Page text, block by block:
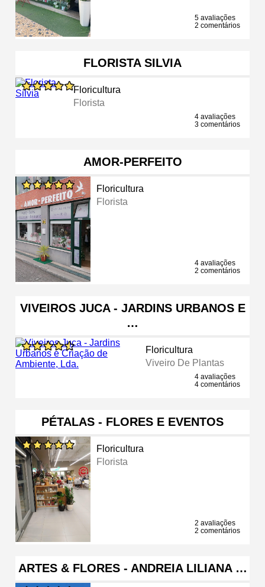
5 avaliações
2 comentários
FLORISTA SILVIA
Floricultura
Florista
4 avaliações
3 comentários
AMOR-PERFEITO
Floricultura
Florista
4 avaliações
2 comentários
VIVEIROS JUCA - JARDINS URBANOS E
…
Floricultura
Viveiro De Plantas
4 avaliações
4 comentários
PÉTALAS - FLORES E EVENTOS
Floricultura
Florista
2 avaliações
2 comentários
ARTES & FLORES - ANDREIA LILIANA …